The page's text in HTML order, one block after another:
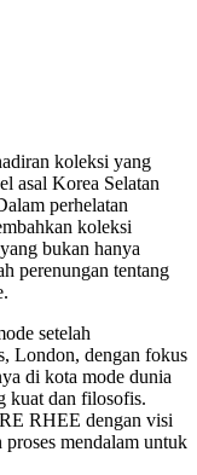
koleksi yang
asal Korea Selatan
perhelatan
koleksi
bukan hanya
perenungan tentang
setelah
London, dengan fokus
di kota mode dunia
kuat dan filosofis.
RHEE dengan visi
proses mendalam untuk